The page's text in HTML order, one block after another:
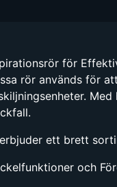
för
rör används för
ett brett
och